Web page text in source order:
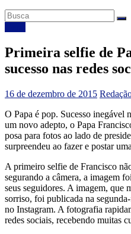
Primeira selfie de
sucesso nas redes
16 de dezembro de 2015
O Papa é pop. Sucesso inegável
um novo adepto, o Papa
posa para fotos ao lado de
surpreendeu ao fazer e postar
A primeiro selfie de Francisco
segurando a câmera, a imagem
seus seguidores. A imagem, que
sorriso, foi publicada na
no Instagram. A fotografia
redes sociais, recebendo muitas